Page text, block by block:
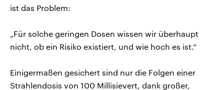
ist das Problem:
„Für solche geringen Dosen wissen wir überhaupt
nicht, ob ein Risiko existiert, und wie hoch es ist.“
Einigermaßen gesichert sind nur die Folgen einer
Strahlendosis von 100 Millisievert, dank großer,